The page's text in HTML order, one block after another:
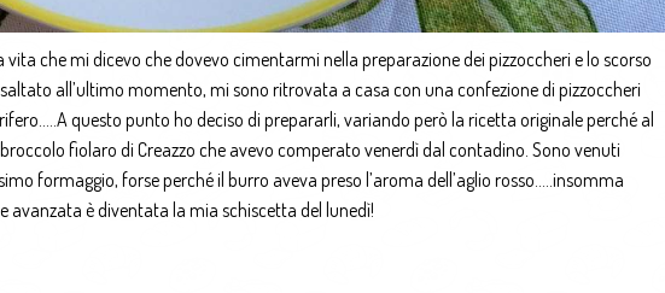
che mi dicevo che dovevo cimentarmi nella preparazione dei pizzoccheri e lo scorso
all’ultimo momento, mi sono ritrovata a casa con una confezione di pizzoccheri
questo punto ho deciso di prepararli, variando però la ricetta originale perché al
fiolaro di Creazzo che avevo comperato venerdì dal contadino. Sono venuti
formaggio, forse perché il burro aveva preso l’aroma dell’aglio rosso…..insomma
è diventata la mia schiscetta del lunedì!